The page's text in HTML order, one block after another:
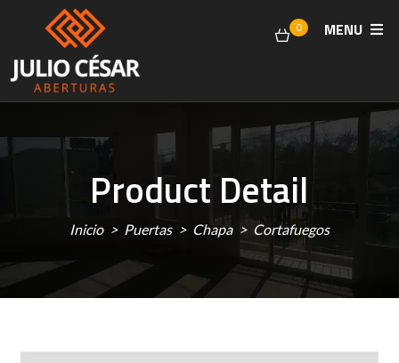
MENU
0
Product Detail
Inicio Puertas Chapa Cortafuegos